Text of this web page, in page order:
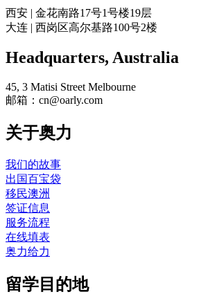
西安 | 金花南路17号1号楼19层
大连 | 西岗区高尔基路100号2楼
Headquarters​, Australia
45, 3 Matisi Street Melbourne
邮箱：cn@oarly.com
关于奥力
我们的故事
出国百宝袋
移民澳洲
签证信息
服务流程
在线填表
奥力给力
留学目的地